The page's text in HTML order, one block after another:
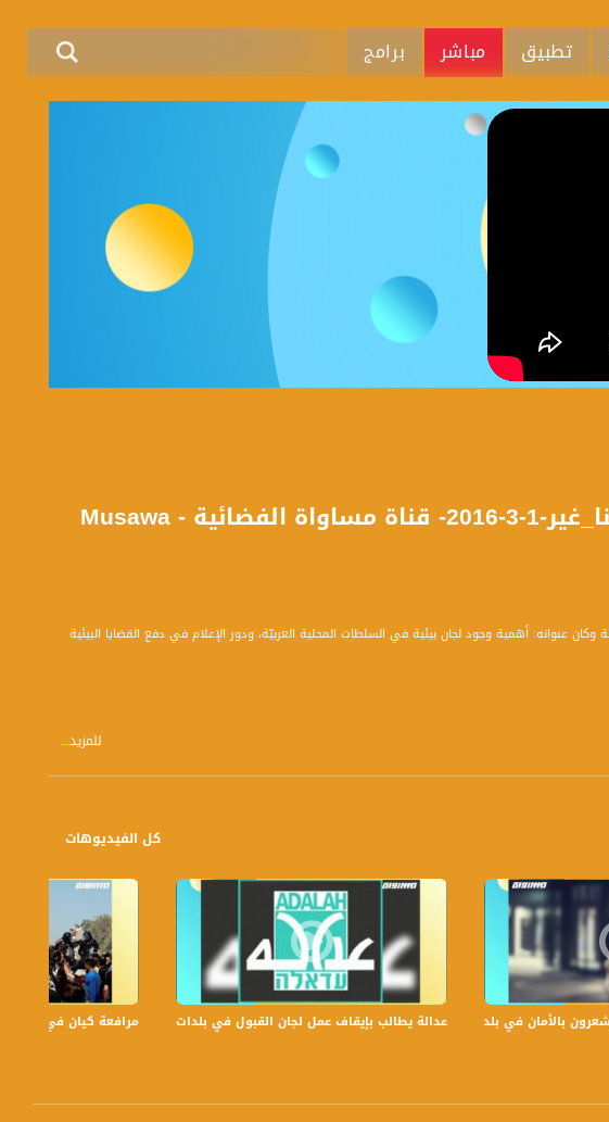
تطبيق مباشر برامج
بكر عواودة - اهمية القضايا البيئية - #صباحنا_غير-1-3-2016- قناة مساواة الفضائية - Musawa
– مدير جمعية الجليل عن المؤتمر الذي عُقد بتاريخ 29-2-2016 حول البيئة وكان عنوانه: أهمية وجود لجان بيئية في السلطات المحلية العربيّة، ودور الإعلام في دفع القضايا البيئية
الوعي للبيئة؟
على الربط بين البيئة والإنسان، كيف سيتم نشر الوعي بالإضافة إلى السلطات المحلية العربية؟
يتعلق بالبيئة؟
وبحثيًا؟
في تمام الساعة 9:30 صباحاً بتوقيت القدس مع الاعلاميين دريد لداوي و عفاف الشيني وليلى القيش نتحدث من خلاله في موضوعات كثيرة ومتنوعة وضيوف
للمزيد...
كل الفيديوهات
مرافعة كيان في الولايات
عدالة يطالب بإيقاف عمل لجان القبول في بلدات الجليل والنقب،الكاملة،صباحنا